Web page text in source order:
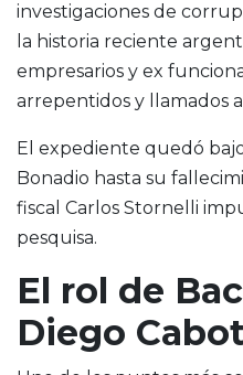
investigaciones de
la historia reciente
empresarios y ex
arrepentidos y llamados
El expediente quedó
Bonadio hasta su
fiscal Carlos Stornelli
pesquisa.
El rol de
Diego